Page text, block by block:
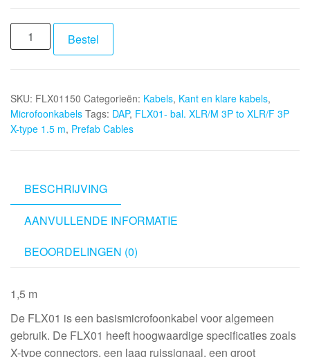
DAP
FLX01-
3P
to
XLR/F
type
1.5
Bestel
SKU: FLX01150 Categorieën: Kabels, Kant en klare kabels,
Microfoonkabels Tags: DAP, FLX01- bal. XLR/M 3P to XLR/F 3P
X-type 1.5 m, Prefab Cables
BESCHRIJVING
AANVULLENDE INFORMATIE
BEOORDELINGEN (0)
1,5 m
De FLX01 is een basismicrofoonkabel voor algemeen
gebruik. De FLX01 heeft hoogwaardige specificaties zoals
X-type connectors, een laag ruissignaal, een groot